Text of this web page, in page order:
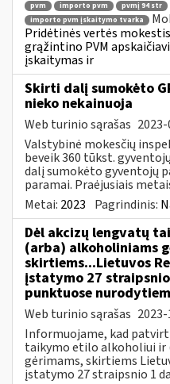
pvm importo pvm pvmį 94 str
importo pvm įskaitymo tvarka
Pridėtinės vertės
grąžintino PVM
įskaitymas ir
Skirti dalį sumokėto
nieko nekainuoja
Web turinio sąrašas
Valstybinė mokesčių
beveik 360 tūkst.
dalį sumokėto gyventojų
paramai. Praėjusiais
Metai: 2023 Pagrindinis:
Dėl akcizų lengvatų
(arba) alkoholiniams
skirtiems...Lietuvos
įstatymo 27
punktuose
Web turinio sąrašas
Informuojame, kad
taikymo etilo alkoholiui ir
gėrimams, skirtiems
įstatymo 27 straipsnio 1